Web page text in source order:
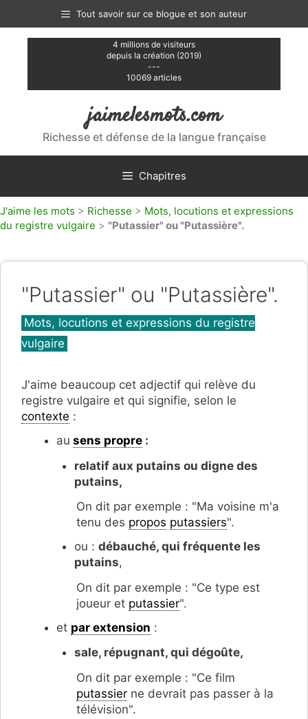
contenu
Tout savoir sur ce blogue et son auteur
4 millions de visiteurs
depuis la création (2019)
---
10069 articles
jaimelesmots.com
Richesse et défense de la langue française
Chapitres
J'aime les mots > Richesse > Mots, locutions et expressions
du registre vulgaire > "Putassier" ou "Putassière".
"Putassier" ou "Putassière".
Catégories
Mots, locutions et expressions du registre
vulgaire
J'aime beaucoup cet adjectif qui relève du
registre vulgaire et qui signifie, selon le
contexte :
au sens propre :
relatif aux putains ou digne des
putains,
On dit par exemple : "Ma voisine m'a
tenu des propos putassiers".
ou : débauché, qui fréquente les
putains,
On dit par exemple : "Ce type est
joueur et putassier".
et par extension :
sale, répugnant, qui dégoûte,
On dit par exemple : "Ce film
putassier ne devrait pas passer à la
télévision".